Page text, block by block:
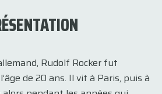
Rudolf Rocker fut
de 20 ans. Il vit à Paris, puis à